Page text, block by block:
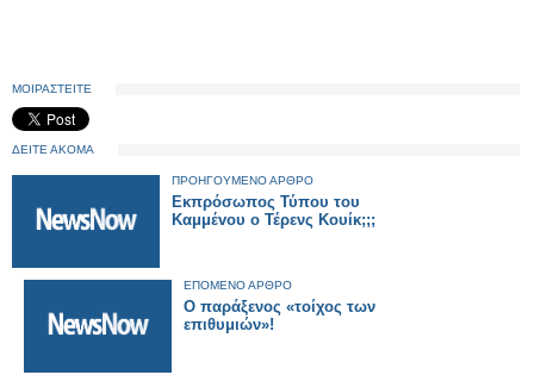
ΜΟΙΡΑΣΤΕΙΤΕ
ΔΕΙΤΕ ΑΚΟΜΑ
ΠΡΟΗΓΟΥΜΕΝΟ ΑΡΘΡΟ
Εκπρόσωπος Τύπου του
Καμμέvoυ o Τέρενς Κουίκ;;;
ΕΠΟΜΕΝΟ ΑΡΘΡΟ
Ο παράξενος «τοίχος των
επιθυμιών»!